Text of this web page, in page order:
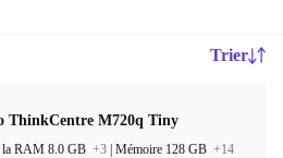
Trier
ThinkCentre M720q Tiny
la RAM 8.0 GB +3 Mémoire 128 GB +14